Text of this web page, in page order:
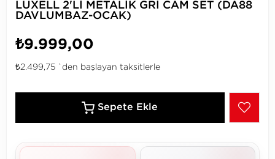
LUXELL 2'Lİ METALİK GRİ CAM SET (DA88
DAVLUMBAZ-OCAK)
₺9.999,00
₺2.499,75 `den başlayan taksitlerle